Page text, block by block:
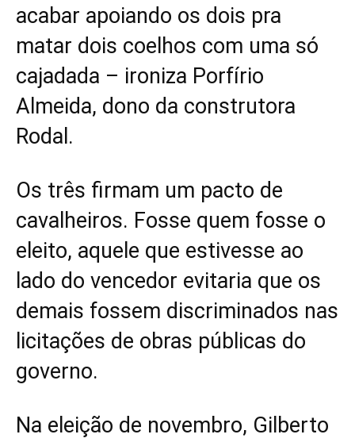
acabar apoiando os dois pra
matar dois coelhos com uma só
cajadada – ironiza Porfírio
Almeida, dono da construtora
Rodal.
Os três firmam um pacto de
cavalheiros. Fosse quem fosse o
eleito, aquele que estivesse ao
lado do vencedor evitaria que os
demais fossem discriminados nas
licitações de obras públicas do
governo.
Na eleição de novembro, Gilberto